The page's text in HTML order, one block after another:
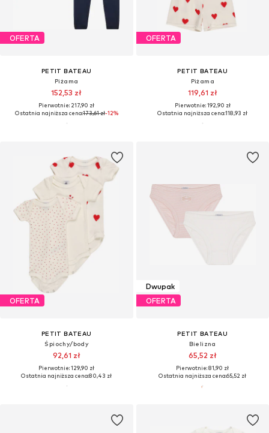
OFERTA
PETIT BATEAU
Piżama
152,53 zł
Pierwotnie: 217,90 zł
Ostatnia najniższa cena:173,61 zł-12%
OFERTA
PETIT BATEAU
Piżama
119,61 zł
Pierwotnie: 192,90 zł
Ostatnia najniższa cena:118,93 zł
OFERTA
PETIT BATEAU
Śpiochy/body
92,61 zł
Pierwotnie: 129,90 zł
Ostatnia najniższa cena:80,43 zł
Dwupak
OFERTA
PETIT BATEAU
Bielizna
65,52 zł
Pierwotnie: 81,90 zł
Ostatnia najniższa cena:65,52 zł